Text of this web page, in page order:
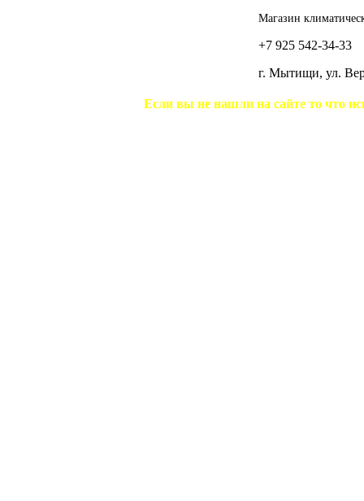
Магазин
+7 925 542-34-33
г. Мытищи, ул.
Если вы не нашли на сайте то что